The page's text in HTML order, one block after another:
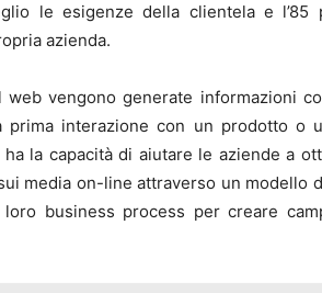
le esigenze della clientela e
azienda.
web vengono generate informazioni
prima interazione con un prodotto o
ha la capacità di aiutare le aziende a
media on-line attraverso un modello
business process per creare